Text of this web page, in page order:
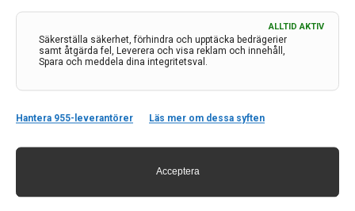
Säkerställa säkerhet, förhindra och upptäcka bedrägerier
samt åtgärda fel, Leverera och visa reklam och innehåll,
Spara och meddela dina integritetsval.
ALLTID AKTIV
Hantera 955-leverantörer Läs mer om dessa syften
Acceptera
Neurologi i Sverige
Hagaplan 4